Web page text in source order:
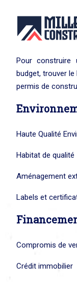
Pour construire
budget, trouver
permis de
Haute Qualité
Habitat de qualité
Aménagement
Labels et
Compromis de
Crédit immobilier